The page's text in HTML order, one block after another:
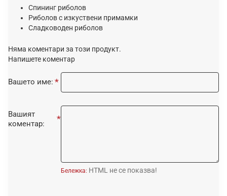
Спининг риболов
Риболов с изкуствени примамки
Сладководен риболов
Няма коментари за този продукт.
Напишете коментар
Вашето име:
Вашият
коментар:
Бележка: HTML не се показва!